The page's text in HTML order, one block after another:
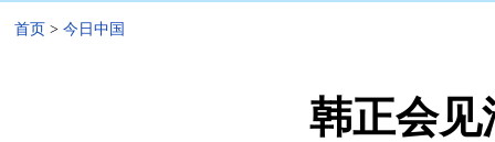
首页 > 今日中国
韩正会见